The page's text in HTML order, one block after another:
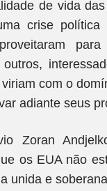
de vida
crise
com o
adiante seus
Zoran
os EUA não
unida e